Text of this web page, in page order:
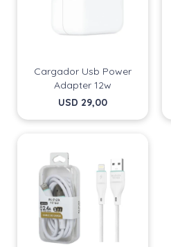
Cargador Usb Power
Adapter 12w
USD 29,00